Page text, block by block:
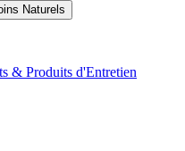
& Produits d'Entretien